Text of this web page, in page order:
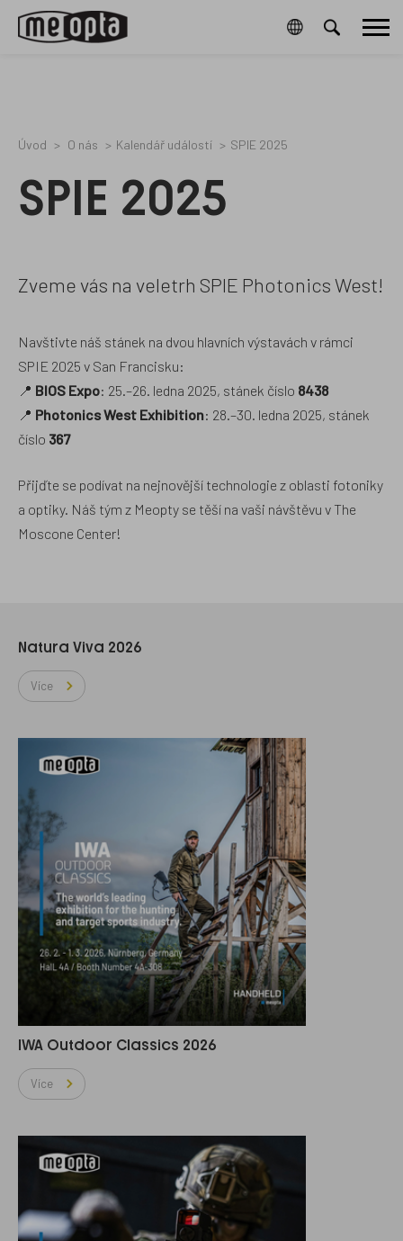
CookieGdpr-
Policy-
ochrana-
osobnich-
Hlavní
Úvod O nás Kalendář událostí SPIE 2025
SPIE 2025
Zveme vás na veletrh SPIE Photonics West!
Navštivte náš stánek na dvou hlavních výstavách v rámci
SPIE 2025 v San Francisku:
📍 BIOS Expo: 25.–26. ledna 2025, stánek číslo 8438
📍 Photonics West Exhibition: 28.–30. ledna 2025, stánek
číslo 367
Přijďte se podívat na nejnovější technologie z oblasti fotoniky
a optiky. Náš tým z Meopty se těší na vaši návštěvu v The
Moscone Center!
Natura Viva 2026
Více
IWA Outdoor Classics 2026
Více